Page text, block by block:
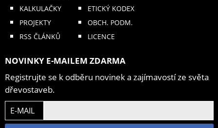
KALKULAČKY
PROJEKTY
RSS ČLÁNKŮ
ETICKÝ KODEX
OBCH. PODM.
LICENCE
NOVINKY E-MAILEM ZDARMA
Registrujte se k odběru novinek a zajímavostí ze světa
dřevostaveb.
E-MAIL